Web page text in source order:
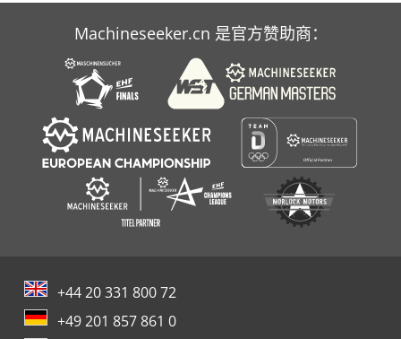
Machineseeker.cn 是官方赞助商：
+44 20 331 800 72
+49 201 857 861 0